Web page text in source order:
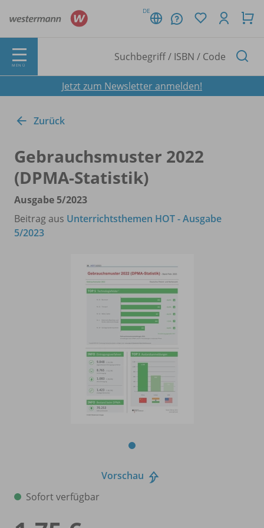
DE
MENÜ
Jetzt zum Newsletter anmelden!
Zurück
Gebrauchsmuster 2022
(DPMA-Statistik)
Ausgabe 5/2023
Beitrag aus Unterrichtsthemen HOT - Ausgabe
5/2023
Vorschau
Sofort verfügbar